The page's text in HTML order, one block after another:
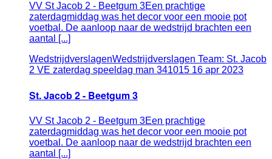
VV St Jacob 2 - Beetgum 3Een prachtige
zaterdagmiddag was het decor voor een mooie pot
voetbal. De aanloop naar de wedstrijd brachten een
aantal [...]
WedstrijdverslagenWedstrijdverslagen Team: St. Jacob
2 VE zaterdag speeldag man 341015 16 apr 2023
St. Jacob 2 - Beetgum 3
VV St Jacob 2 - Beetgum 3Een prachtige
zaterdagmiddag was het decor voor een mooie pot
voetbal. De aanloop naar de wedstrijd brachten een
aantal [...]